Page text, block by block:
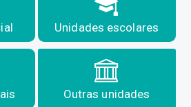
Unidades escolares
Outras unidades